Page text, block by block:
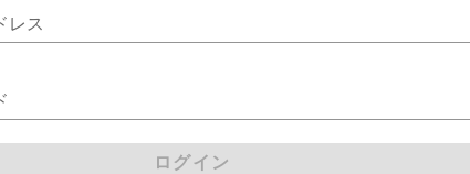
レス
ログイン